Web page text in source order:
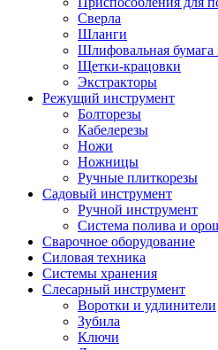
Сверла
Шланги
Шлифовальная бумага
Щетки-крацовки
Экстракторы
Режущий инструмент
Болторезы
Кабелерезы
Ножи
Ножницы
Ручные плиткорезы
Садовый инструмент
Ручной инструмент
Система полива и
Сварочное оборудование
Силовая техника
Системы хранения
Слесарный инструмент
Воротки и удлинители
Зубила
Ключи